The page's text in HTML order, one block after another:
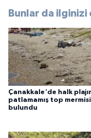
Bunlar da ilginizi
Çanakkale'de halk
patlamamış top mermisi
bulundu